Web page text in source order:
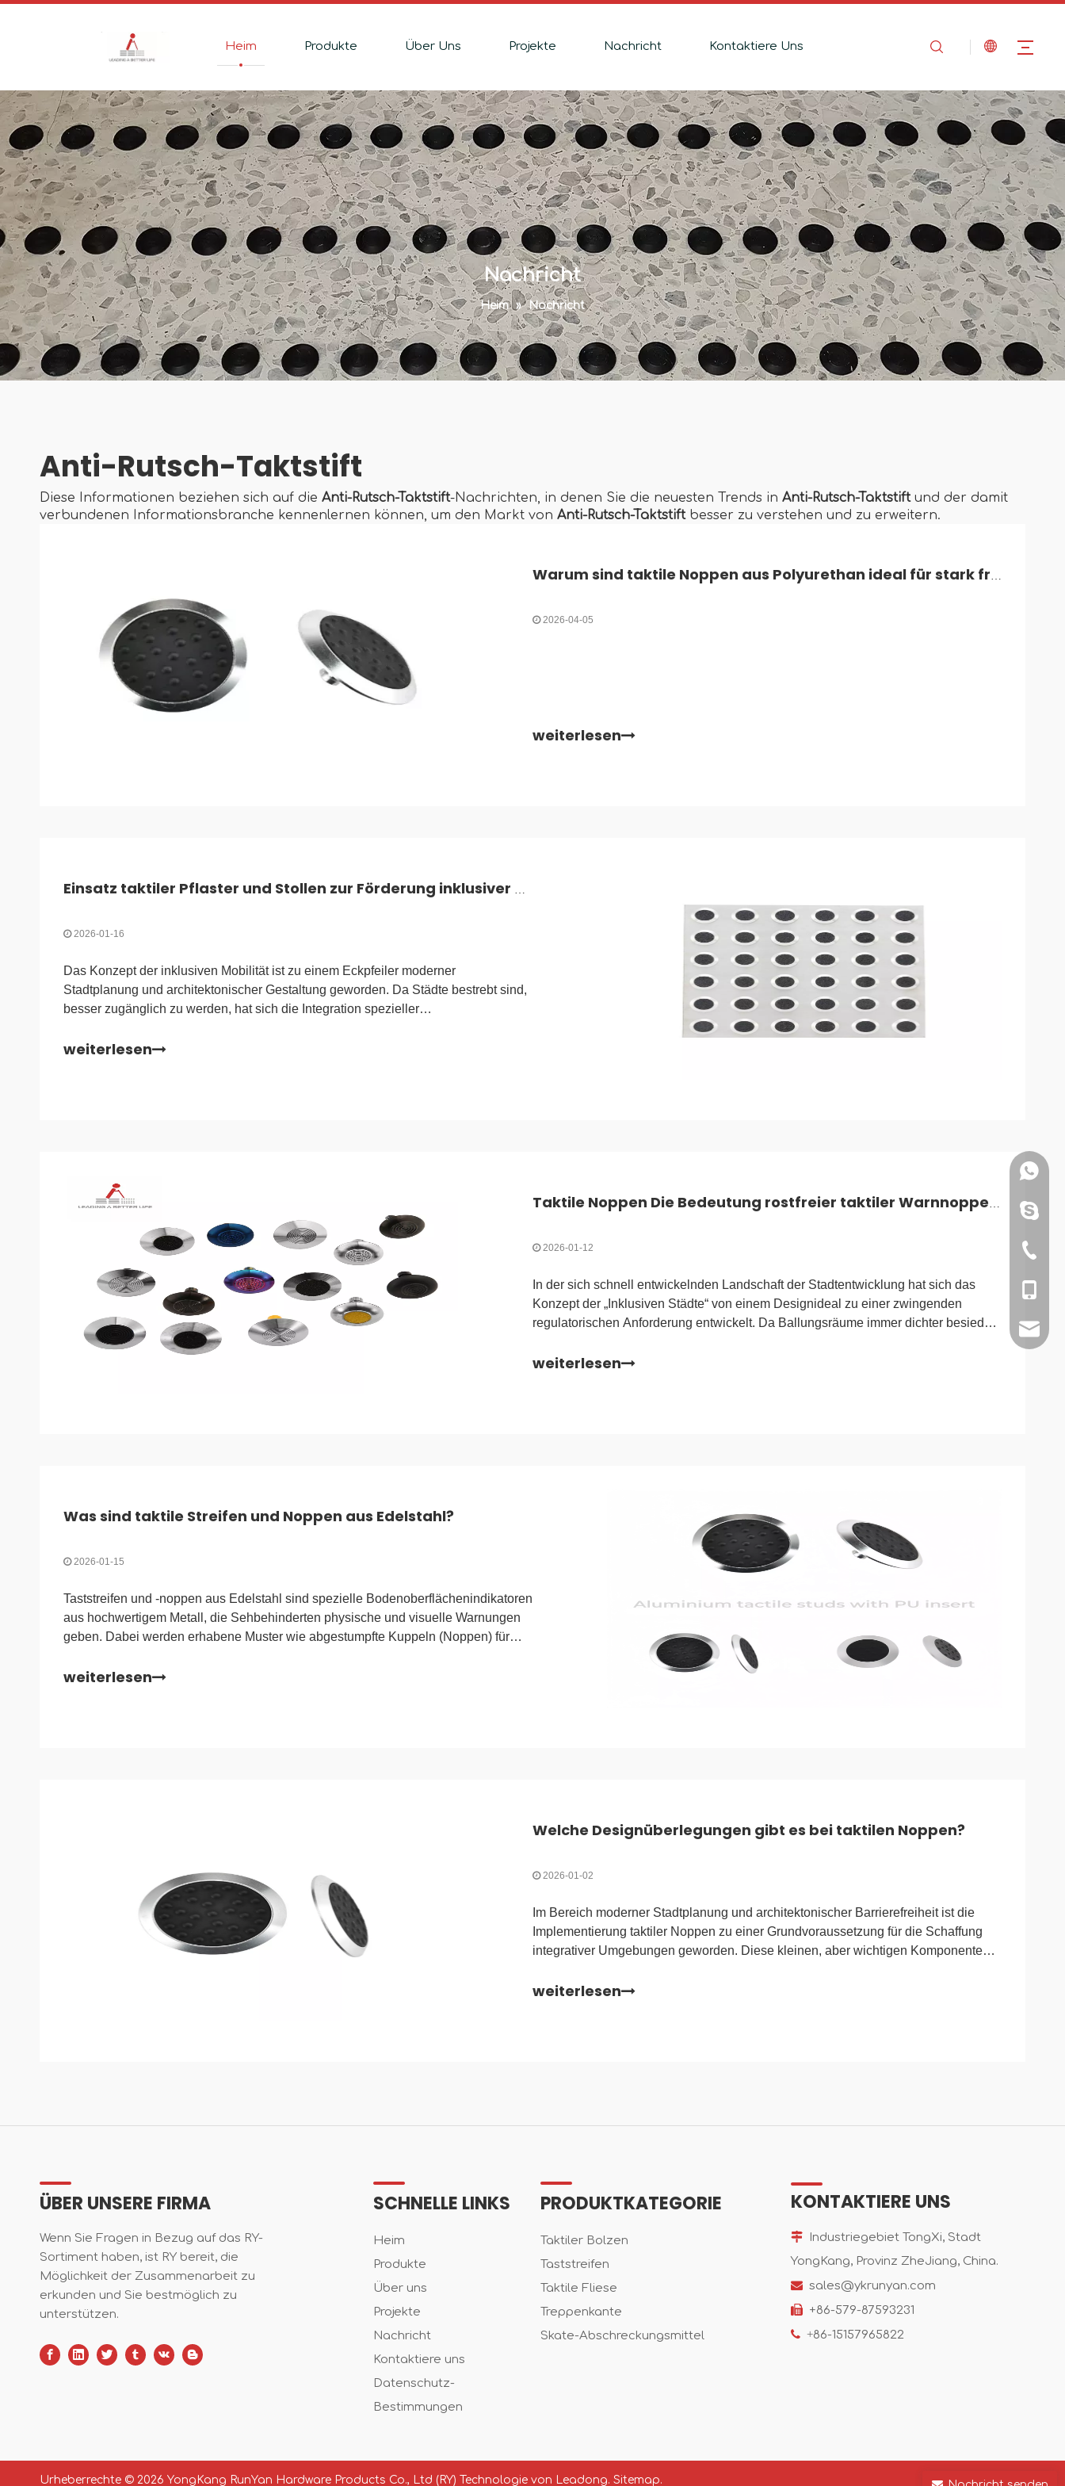
Heim Produkte Über Uns Projekte Nachricht Kontaktiere Uns
Nachricht
Heim » Nachricht
Anti-Rutsch-Taktstift
Diese Informationen beziehen sich auf die Anti-Rutsch-Taktstift-Nachrichten, in denen Sie die neuesten Trends in Anti-Rutsch-Taktstiftund der damit
verbundenen Informationsbranche kennenlernen können, um den Markt von Anti-Rutsch-Taktstiftbesser zu verstehen und zu erweitern.
Warum sind taktile Noppen aus Polyurethan ideal für stark frequentierte Bereiche?
2026-04-05
weiterlesen
Einsatz taktiler Pflaster und Stollen zur Förderung inklusiver Mobilität
2026-01-16
Das Konzept der inklusiven Mobilität ist zu einem Eckpfeiler moderner
Stadtplanung und architektonischer Gestaltung geworden. Da Städte bestrebt sind,
besser zugänglich zu werden, hat sich die Integration spezieller
Anforderung entwickelt. Für Sehbegeisterte
weiterlesen
Taktile Noppen Die Bedeutung rostfreier taktiler Warnnoppen in öffentlichen Räumen
2026-01-12
In der sich schnell entwickelnden Landschaft der Stadtentwicklung hat sich das
Konzept der „Inklusiven Städte“ von einem Designideal zu einer zwingenden
regulatorischen Anforderung entwickelt. Da Ballungsräume immer dichter besiedelt
Einkaufszentren und Fußgängerzonen immer komplexer
weiterlesen
Was sind taktile Streifen und Noppen aus Edelstahl?
2026-01-15
Taststreifen und -noppen aus Edelstahl sind spezielle Bodenoberflächenindikatoren
aus hochwertigem Metall, die Sehbehinderten physische und visuelle Warnungen
geben. Dabei werden erhabene Muster wie abgestumpfte Kuppeln (Noppen) für
verwendet
weiterlesen
Welche Designüberlegungen gibt es bei taktilen Noppen?
2026-01-02
Im Bereich moderner Stadtplanung und architektonischer Barrierefreiheit ist die
Implementierung taktiler Noppen zu einer Grundvoraussetzung für die Schaffung
integrativer Umgebungen geworden. Diese kleinen, aber wichtigen Komponenten,
als Grundlage
weiterlesen
ÜBER UNSERE FIRMA
Wenn Sie Fragen in Bezug auf das RY-
Sortiment haben, ist RY bereit, die
Möglichkeit der Zusammenarbeit zu
erkunden und Sie bestmöglich zu
unterstützen.
SCHNELLE LINKS
Heim
Produkte
Über uns
Projekte
Nachricht
Kontaktiere uns
Datenschutz-
Bestimmungen
PRODUKTKATEGORIE
Taktiler Bolzen
Taststreifen
Taktile Fliese
Treppenkante
Skate-Abschreckungsmittel
+86-
KONTAKTIERE UNS

Industriegebiet TongXi, Stadt
YongKang, Provinz ZheJiang, China.
 sales@ykrunyan.com
 +86-579-87593231
+86-15157965822
Urheberrechte © 2026 YongKang RunYan Hardware Products Co., Ltd (RY) Technologie von Leadong. Sitemap.